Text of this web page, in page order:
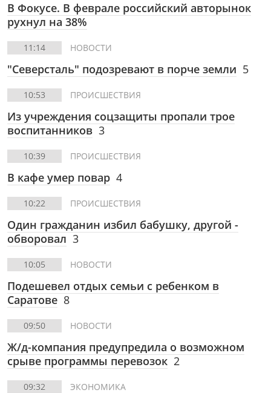
В Фокусе. В феврале российский авторынок
рухнул на 38%
11:14 НОВОСТИ
"Северсталь" подозревают в порче земли 5
10:53 ПРОИСШЕСТВИЯ
Из учреждения соцзащиты пропали трое
воспитанников 3
10:39 ПРОИСШЕСТВИЯ
В кафе умер повар 4
10:22 ПРОИСШЕСТВИЯ
Один гражданин избил бабушку, другой -
обворовал 3
10:05 НОВОСТИ
Подешевел отдых семьи с ребенком в
Саратове 8
09:50 НОВОСТИ
Ж/д-компания предупредила о возможном
срыве программы перевозок 2
09:32 ЭКОНОМИКА